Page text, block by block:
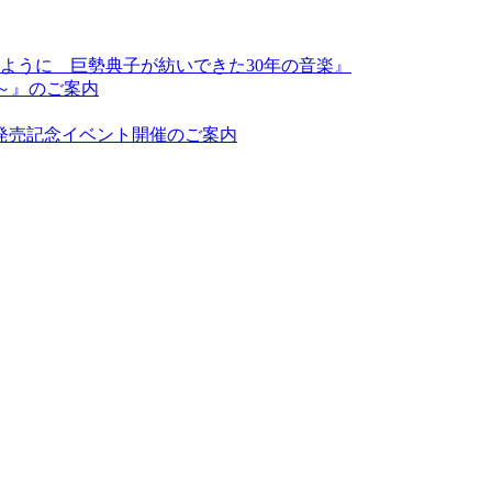
うに 巨勢典子が紡いできた30年の音楽』
』のご案内
売記念イベント開催のご案内